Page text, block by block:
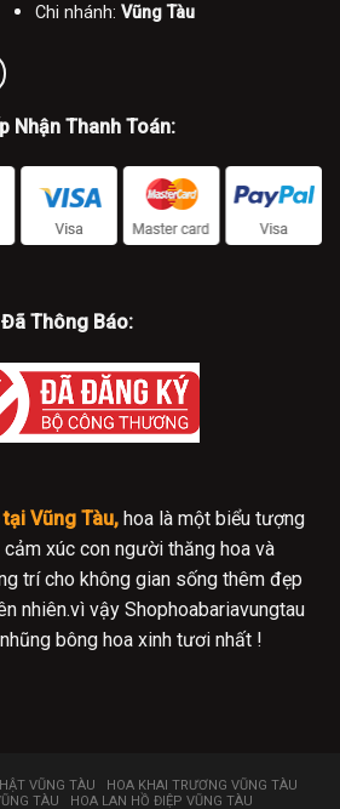
Chi nhánh: Vũng Tàu
Nhận Thanh Toán:
Đã Thông Báo:
Vũng Tàu, hoa là một biểu tượng
xúc con người thăng hoa và
trí cho không gian sống thêm đẹp
nhiên.vì vậy Shophoabariavungtau
bông hoa xinh tươi nhất !
VŨNG TÀU
HOA KHAI TRƯƠNG VŨNG TÀU
TÀU
HOA LAN HỒ ĐIỆP VŨNG TÀU